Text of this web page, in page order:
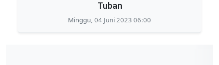
Tuban
Minggu, 04 Juni 2023 06:00